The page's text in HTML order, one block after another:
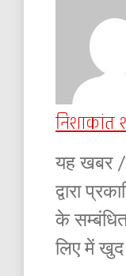
निशाकांत
यह खबर /
द्वारा
के
लिए में खुद